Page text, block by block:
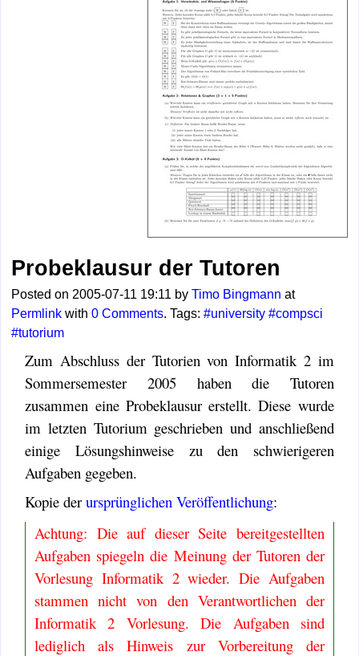
Probeklausur der Tutoren
Posted on 2005-07-11 19:11 byTimo Bingmann at
Permlink with0 Comments. Tags:#university #compsci
#tutorium
Zum Abschluss der Tutorien von Informatik 2 im
Sommersemester 2005 haben die Tutoren
zusammen eine Probeklausur erstellt. Diese wurde
im letzten Tutorium geschrieben und anschließend
einige Lösungshinweise zu den schwierigeren
Aufgaben gegeben.
Kopie derursprünglichen Veröffentlichung:
Achtung: Die auf dieser Seite bereitgestellten
Aufgaben spiegeln die Meinung der Tutoren der
Vorlesung Informatik 2 wieder. Die Aufgaben
stammen nicht von den Verantwortlichen der
Informatik 2 Vorlesung. Die Aufgaben sind
lediglich als Hinweis zur Vorbereitung der